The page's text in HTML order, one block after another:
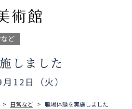
ど
しました
12日（火）
日常など 職場体験を実施しました